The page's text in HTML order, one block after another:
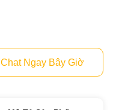
Chat Ngay Bây Giờ